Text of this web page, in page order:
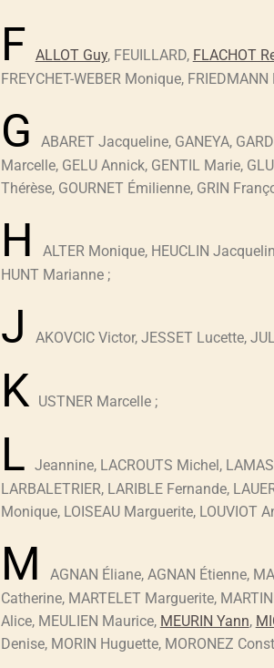
F ALLOT Guy, FEUILLARD, FLACHOT
FREYCHET-WEBER Monique, FRIEDMANN
G
ABARET Jacqueline, GANEYA,
Marcelle, GELU Annick, GENTIL Marie,
Thérèse, GOURNET Émilienne, GRIN
H ALTER Monique, HEUCLIN
HUNT Marianne ;
J AKOVCIC Victor, JESSET Lucette,
K USTNER Marcelle ;
L Jeannine, LACROUTS Michel,
LARBALETRIER, LARIBLE Fernande,
Monique, LOISEAU Marguerite, LOUVIOT
M
AGNAN Éliane, AGNAN Étienne,
Catherine, MARTELET Marguerite,
Alice, MEULIEN Maurice, MEURIN Yann,
Denise, MORIN Huguette, MORONEZ